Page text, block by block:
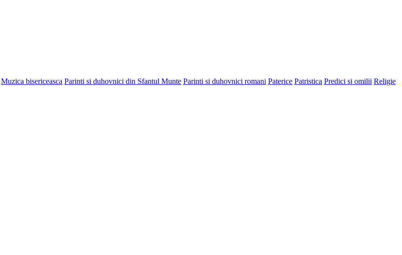
Muzica bisericeasca Parinti si duhovnici din Sfantul Munte Parinti si duhovnici romani Paterice Patristica Predici si omilii Religie